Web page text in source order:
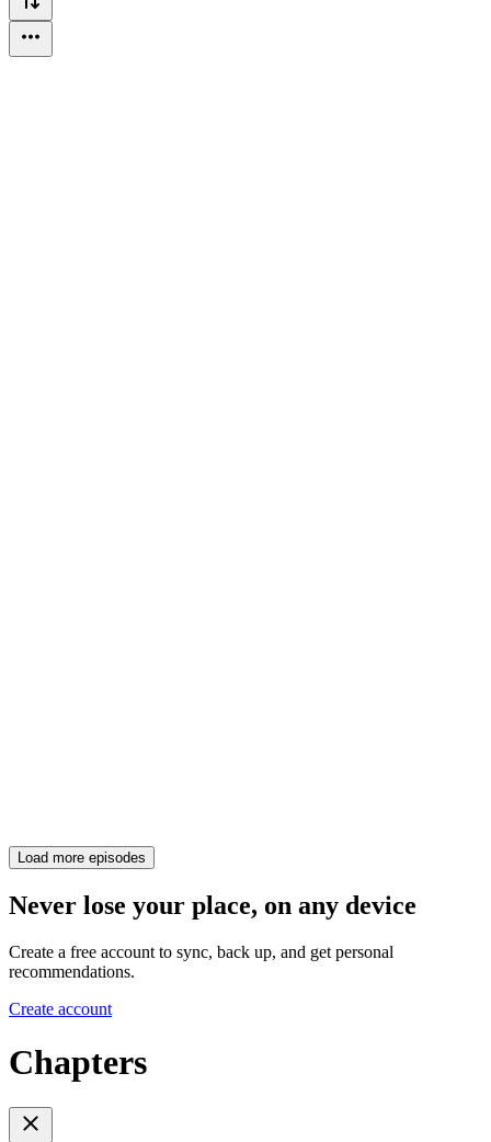
Load more episodes
Never lose your place, on any device
Create a free account to sync, back up, and get personal
recommendations.
Create account
Chapters